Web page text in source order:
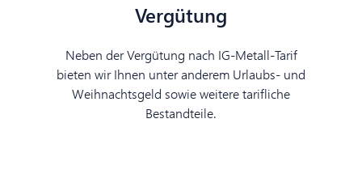
Vergütung
Neben der Vergütung nach IG-Metall-Tarif
bieten wir Ihnen unter anderem Urlaubs- und
Weihnachtsgeld sowie weitere tarifliche
Bestandteile.